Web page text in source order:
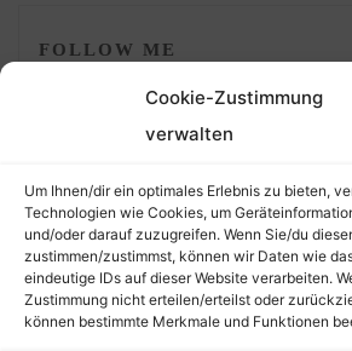
Cookie-Zustimmung
verwalten
Um Ihnen/dir ein optimales Erlebnis zu bieten,
Technologien wie Cookies, um
und/oder darauf zuzugreifen. Wenn Sie/du
zustimmen/zustimmst, können wir Daten wie
eindeutige IDs auf dieser Website verarbeiten.
Zustimmung nicht erteilen/erteilst oder
können bestimmte Merkmale und Funktionen
FOLLOW ME
©2026 Der